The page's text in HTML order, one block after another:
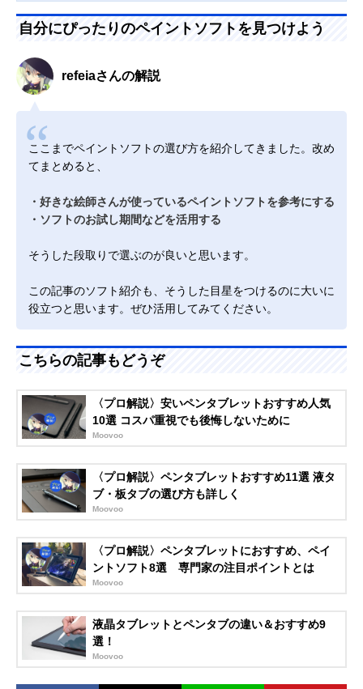
自分にぴったりのペイントソフトを見つけよう
refeiaさんの解説
ここまでペイントソフトの選び方を紹介してきました。改め
てまとめると、
・好きな絵師さんが使っているペイントソフトを参考にする
・ソフトのお試し期間などを活用する
そうした段取りで選ぶのが良いと思います。
この記事のソフト紹介も、そうした目星をつけるのに大いに
役立つと思います。ぜひ活用してみてください。
こちらの記事もどうぞ
〈プロ解説〉安いペンタブレットおすすめ人気
10選 コスパ重視でも後悔しないために
Moovoo
〈プロ解説〉ペンタブレットおすすめ11選 液タ
ブ・板タブの選び方も詳しく
Moovoo
〈プロ解説〉ペンタブレットにおすすめ、ペイ
ントソフト8選 専門家の注目ポイントとは
Moovoo
液晶タブレットとペンタブの違い＆おすすめ9
選！
Moovoo